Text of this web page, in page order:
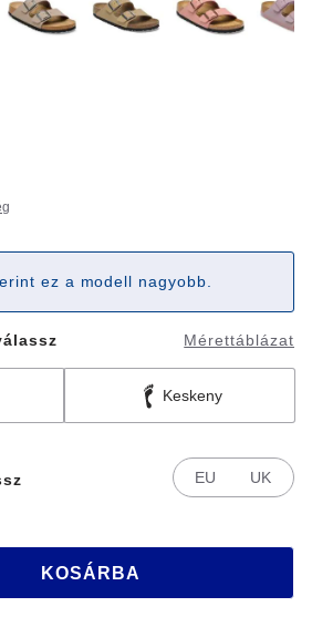
ez a modell nagyobb.
Mérettáblázat
Keskeny
EU UK
KOSÁRBA